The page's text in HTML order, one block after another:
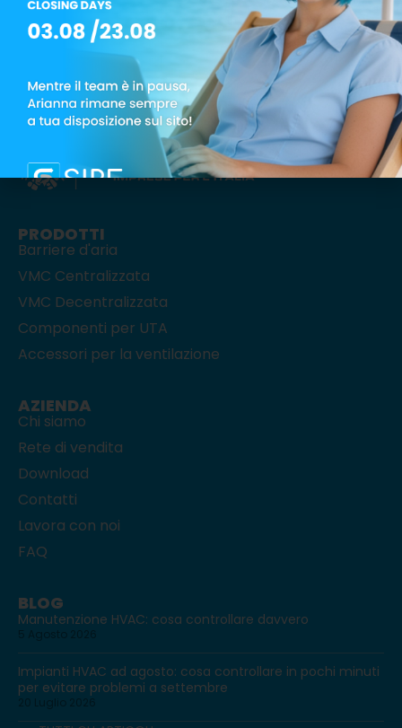
Via Monte Rosa, 1 – 20863 Concorezzo (MB)
Tel.: +39 039 6049008
PRODOTTI
Barriere d'aria
VMC Centralizzata
VMC Decentralizzata
Componenti per UTA
Accessori per la ventilazione
AZIENDA
Chi siamo
Rete di vendita
Download
Contatti
Lavora con noi
FAQ
BLOG
Manutenzione HVAC: cosa controllare davvero
Impianti HVAC ad agosto: cosa controllare in pochi minuti
per evitare problemi a settembre